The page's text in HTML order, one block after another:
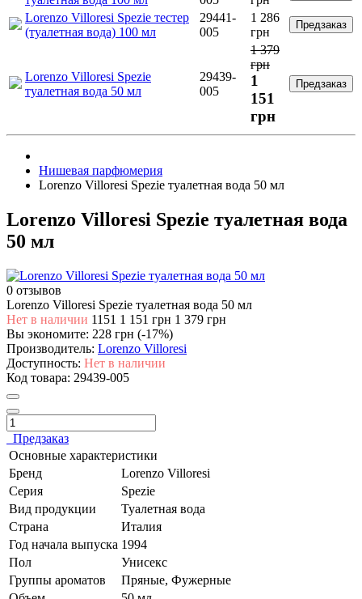
Lorenzo Villoresi Spezie тестер
(туалетная вода) 100 мл
29441-
005
1 286
грн
Предзаказ
Lorenzo Villoresi Spezie
туалетная вода 50 мл
29439-
005
1 379
грн
1
151
грн
Предзаказ
Нишевая парфюмерия
Lorenzo Villoresi Spezie туалетная вода 50 мл
Lorenzo Villoresi Spezie туалетная вода
50 мл
0 отзывов
Lorenzo Villoresi Spezie туалетная вода 50 мл
Нет в наличии 1151 1 151 грн 1 379 грн
Вы экономите: 228 грн (-17%)
Производитель: Lorenzo Villoresi
Доступность: Нет в наличии
Код товара: 29439-005
Предзаказ
Основные характеристики
Бренд
Lorenzo Villoresi
Серия
Spezie
Вид продукции
Туалетная вода
Страна
Италия
Год начала выпуска 1994
Пол
Унисекс
Группы ароматов
Пряные, Фужерные